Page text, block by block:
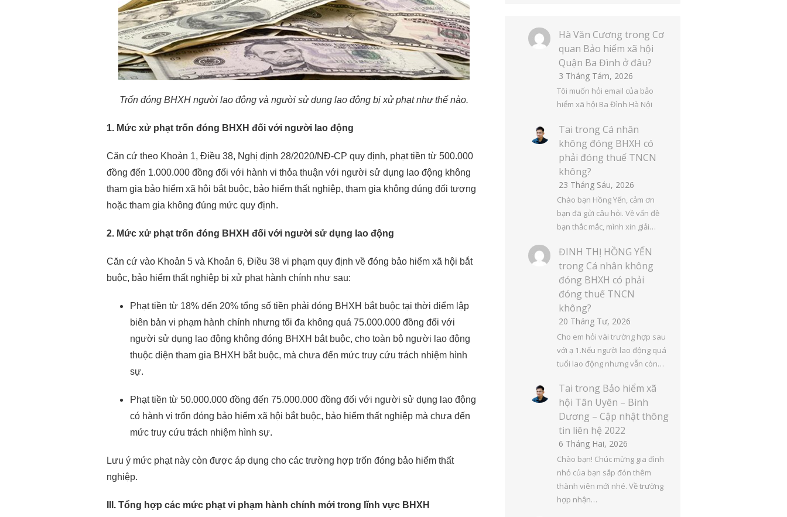
Trốn đóng BHXH người lao động và người sử dụng lao động bị xử phạt như thế nào.
1. Mức xử phạt trốn đóng BHXH đối với người lao động
Căn cứ theo Khoản 1, Điều 38, Nghị định 28/2020/NĐ-CP quy định, phạt tiền từ 500.000
đồng đến 1.000.000 đồng đối với hành vi thỏa thuận với người sử dụng lao động không
tham gia bảo hiểm xã hội bắt buộc, bảo hiểm thất nghiệp, tham gia không đúng đối tượng
hoặc tham gia không đúng mức quy định.
2. Mức xử phạt trốn đóng BHXH đối với người sử dụng lao động
Căn cứ vào Khoản 5 và Khoản 6, Điều 38 vi phạm quy định về đóng bảo hiểm xã hội bắt
buộc, bảo hiểm thất nghiệp bị xử phạt hành chính như sau:
Phạt tiền từ 18% đến 20% tổng số tiền phải đóng BHXH bắt buộc tại thời điểm lập
biên bản vi phạm hành chính nhưng tối đa không quá 75.000.000 đồng đối với
người sử dụng lao động không đóng BHXH bắt buộc, cho toàn bộ người lao động
thuộc diện tham gia BHXH bắt buộc, mà chưa đến mức truy cứu trách nhiệm hình
sự.
Phạt tiền từ 50.000.000 đồng đến 75.000.000 đồng đối với người sử dụng lao động
có hành vi trốn đóng bảo hiểm xã hội bắt buộc, bảo hiểm thất nghiệp mà chưa đến
mức truy cứu trách nhiệm hình sự.
Lưu ý mức phạt này còn được áp dụng cho các trường hợp trốn đóng bảo hiểm thất
nghiệp.
III. Tổng hợp các mức phạt vi phạm hành chính mới trong lĩnh vực BHXH
Hà Văn Cương trong Cơ
quan Bảo hiểm xã hội
Quận Ba Đình ở đâu?
3 Tháng Tám, 2026
Tôi muốn hỏi email của bảo
hiểm xã hội Ba Đình Hà Nội
Tai trong Cá nhân
không đóng BHXH có
phải đóng thuế TNCN
không?
23 Tháng Sáu, 2026
Chào bạn Hồng Yến, cảm ơn
bạn đã gửi câu hỏi. Về vấn đề
bạn thắc mắc, mình xin giải…
ĐINH THỊ HỒNG YẾN
trong Cá nhân không
đóng BHXH có phải
đóng thuế TNCN
không?
20 Tháng Tư, 2026
Cho em hỏi vài trường hợp sau
với ạ 1.Nếu người lao động quá
tuổi lao động nhưng vẫn còn…
Tai trong Bảo hiểm xã
hội Tân Uyên – Bình
Dương – Cập nhật thông
tin liên hệ 2022
6 Tháng Hai, 2026
Chào bạn! Chúc mừng gia đình
nhỏ của bạn sắp đón thêm
thành viên mới nhé. Về trường
hợp nhận…